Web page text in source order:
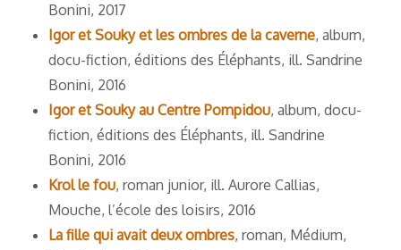
Bonini, 2017
Igor et Souky et les ombres de la caverne, album,
docu-fiction, éditions des Éléphants, ill. Sandrine
Bonini, 2016
Igor et Souky au Centre Pompidou, album, docu-
fiction, éditions des Éléphants, ill. Sandrine
Bonini, 2016
Krol le fou, roman junior, ill. Aurore Callias,
Mouche, l’école des loisirs, 2016
La fille qui avait deux ombres, roman, Médium,